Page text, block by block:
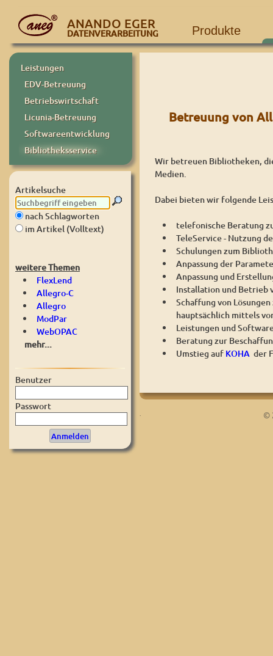
ANANDO EGER
DATENVERARBEITUNG Produkte
Leistungen
EDV-Betreuung
Betriebswirtschaft
Licunia-Betreuung
Softwareentwicklung
Bibliotheksservice
Artikelsuche
nach Schlagworten
im Artikel (Volltext)
weitere Themen
FlexLend
Allegro-C
Allegro
ModPar
WebOPAC
mehr...
Benutzer
Passwort
Betreuung von
Wir betreuen Bibliotheken,
Medien.
Dabei bieten wir folgende
telefonische Beratung
TeleService - Nutzung
Schulungen zum
Anpassung der
Anpassung und
Installation und Betrieb
Schaffung von
hauptsächlich mittels
Leistungen und
Beratung zur
Umstieg auf KOHA der
©